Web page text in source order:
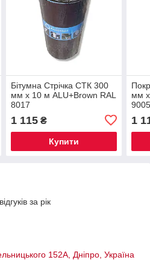
Бітумна Стрічка СТК 300
мм х 10 м ALU+Brown RAL
8017
1 115₴
Купити
мм
1
за рік
152А, Дніпро, Україна